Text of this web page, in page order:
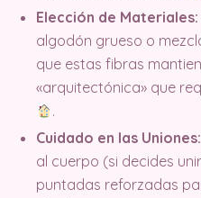
Elección de Materiales:
algodón grueso o
que estas fibras
«arquitectónica» que
.
Cuidado en las Uniones:
al cuerpo (si decides
puntadas reforzadas